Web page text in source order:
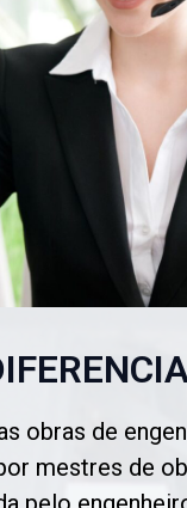
obras de
mestres de